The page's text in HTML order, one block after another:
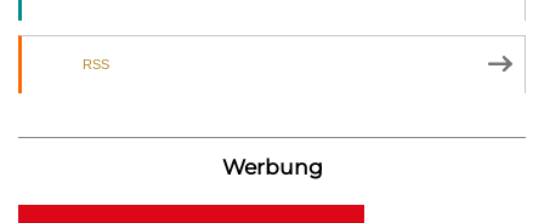
RSS
Werbung